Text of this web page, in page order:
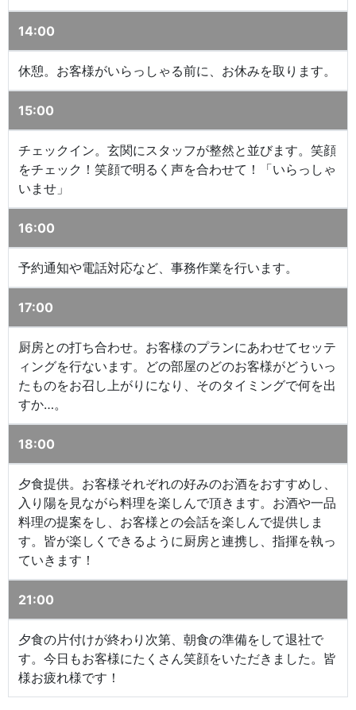
14:00
休憩。お客様がいらっしゃる前に、お休みを取ります。
15:00
チェックイン。玄関にスタッフが整然と並びます。笑顔
をチェック！笑顔で明るく声を合わせて！「いらっしゃ
いませ」
16:00
予約通知や電話対応など、事務作業を行います。
17:00
厨房との打ち合わせ。お客様のプランにあわせてセッテ
ィングを行ないます。どの部屋のどのお客様がどういっ
たものをお召し上がりになり、そのタイミングで何を出
すか…。
18:00
夕食提供。お客様それぞれの好みのお酒をおすすめし、
入り陽を見ながら料理を楽しんで頂きます。お酒や一品
料理の提案をし、お客様との会話を楽しんで提供しま
す。皆が楽しくできるように厨房と連携し、指揮を執っ
ていきます！
21:00
夕食の片付けが終わり次第、朝食の準備をして退社で
す。今日もお客様にたくさん笑顔をいただきました。皆
様お疲れ様です！